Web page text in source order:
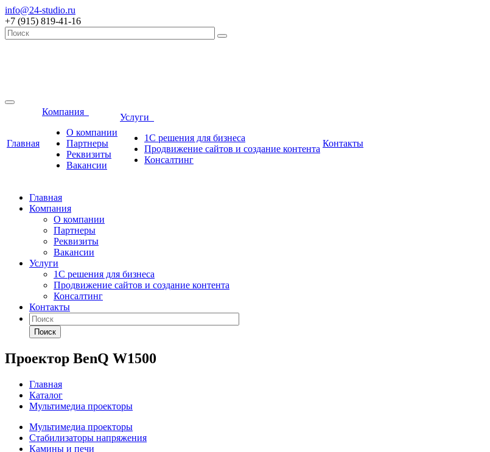
info@24-studio.ru
+7 (915) 819-41-16
Главная
Компания
О компании
Партнеры
Реквизиты
Вакансии
Услуги
1С решения для бизнеса
Продвижение сайтов и создание контента
Консалтинг
Контакты
Главная
Компания
О компании
Партнеры
Реквизиты
Вакансии
Услуги
1С решения для бизнеса
Продвижение сайтов и создание контента
Консалтинг
Контакты
Поиск
Проектор BenQ W1500
Главная
Каталог
Мультимедиа проекторы
Мультимедиа проекторы
Стабилизаторы напряжения
Камины и печи